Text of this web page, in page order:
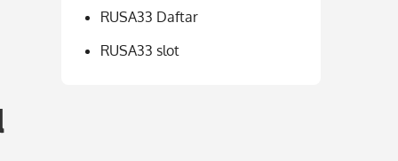
RUSA33 Daftar
RUSA33 slot